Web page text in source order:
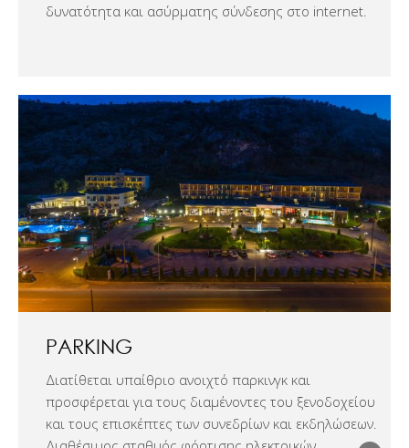
δυνατότητα και ασύρματης σύνδεσης στο internet.
PARKING
Διατίθεται υπαίθριο ανοιχτό παρκινγκ και
προσφέρεται για τους διαμένοντες του ξενοδοχείου
και τους επισκέπτες των συνεδρίων και εκδηλώσεων.